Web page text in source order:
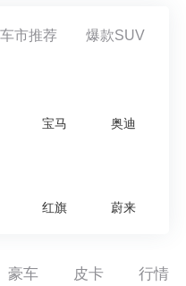
车市推荐 爆款SUV
宝马 奥迪
红旗 蔚来
豪车 皮卡 行情